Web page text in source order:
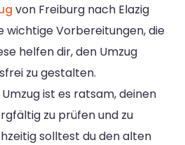
von Freiburg nach Elazig
wichtige Vorbereitungen, die
helfen dir, den Umzug
zu gestalten.
ist es ratsam, deinen
zu prüfen und zu
solltest du den alten